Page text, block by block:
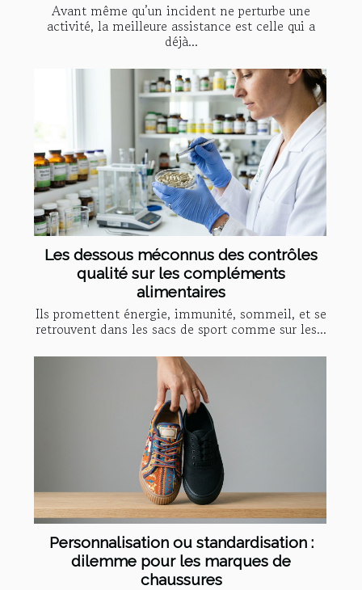
Avant même qu’un incident ne perturbe une
activité, la meilleure assistance est celle qui a
déjà...
Les dessous méconnus des contrôles
qualité sur les compléments
alimentaires
Ils promettent énergie, immunité, sommeil, et se
retrouvent dans les sacs de sport comme sur les...
Personnalisation ou standardisation :
dilemme pour les marques de
chaussures